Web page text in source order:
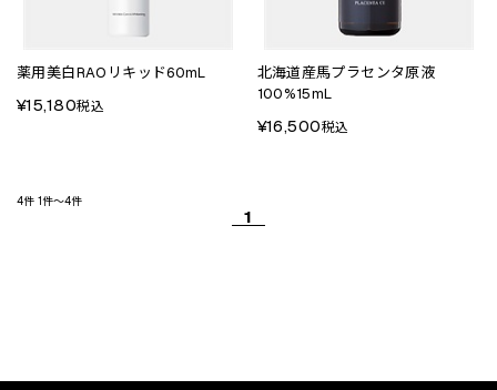
薬用美白RAOリキッド60mL
¥15,180税込
北海道産馬プラセンタ原液
100%15mL
¥16,500税込
4件 1件～4件
1